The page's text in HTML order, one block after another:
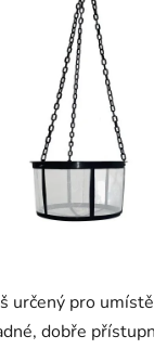
určený pro
dobře